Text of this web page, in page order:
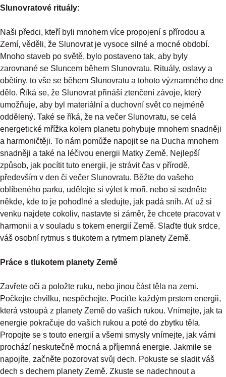
Slunovratové rituály:
Naši předci, kteří byli mnohem více propojení s přírodou a
Zemí, věděli, že Slunovrat je vysoce silné a mocné období.
Mnoho staveb po světě, bylo postaveno tak, aby byly
zarovnané se Sluncem během Slunovratu. Rituály, oslavy a
obětiny, to vše se během Slunovratu a tohoto významného dne
dělo. Říká se, že Slunovrat přináší ztenčení závoje, který
umožňuje, aby byl materiální a duchovní svět co nejméně
oddělený. Také se říká, že na večer Slunovratu, se celá
energetické mřížka kolem planetu pohybuje mnohem snadněji
a harmoničtěji. To nám pomůže napojit se na Ducha mnohem
snadněji a také na léčivou energii Matky Země. Nejlepší
způsob, jak pocítit tuto energii, je strávit čas v přírodě,
především v den či večer Slunovratu. Běžte do vašeho
oblíbeného parku, udělejte si výlet k moři, nebo si sedněte
někde, kde to je pohodlné a sledujte, jak padá sníh. Ať už si
venku najdete cokoliv, nastavte si záměr, že chcete pracovat v
harmonii a v souladu s tokem energií Země. Slaďte tluk srdce,
váš osobní rytmus s tlukotem a rytmem planety Země.
Práce s tlukotem planety Země
Zavřete oči a položte ruku, nebo jinou část těla na zemi.
Počkejte chvilku, nespěchejte. Pociťte každým prstem energii,
která vstoupá z planety Země do vašich rukou. Vnímejte, jak ta
energie pokračuje do vašich rukou a poté do zbytku těla.
Propojte se s touto energií a všemi smysly vnímejte, jak vámi
prochází neskutečně mocná a příjemná energie. Jakmile se
napojíte, začněte pozorovat svůj dech. Pokuste se sladit váš
dech s dechem planety Země. Zkuste se nadechnout a